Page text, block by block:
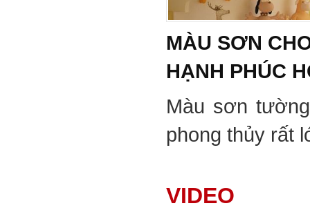
MÀU SƠN
HẠNH PHÚC
Màu sơn
phong thủy rất
VIDEO